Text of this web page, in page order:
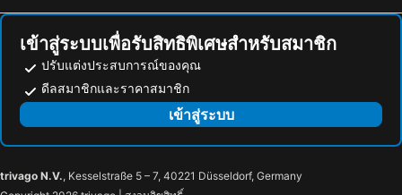
Erlebnisbad Ronolulu
Hauptbahnhof Nord Metro Station
Tier- und Freizeitpark Jaderpark
เข้าสู่ระบบเพื่อรับสิทธิพิเศษสำหรับสมาชิก
ปรับแต่งประสบการณ์ของคุณ
ดีลสมาชิกและราคาสมาชิก
เข้าสู่ระบบ
trivago N.V., Kesselstraße 5 – 7, 40221 Düsseldorf, Germany